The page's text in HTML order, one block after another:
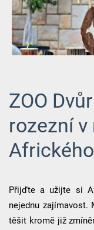
ZOO
rozezní
Přijďte a užijte si
nejednu zajímavost.
těšit kromě již